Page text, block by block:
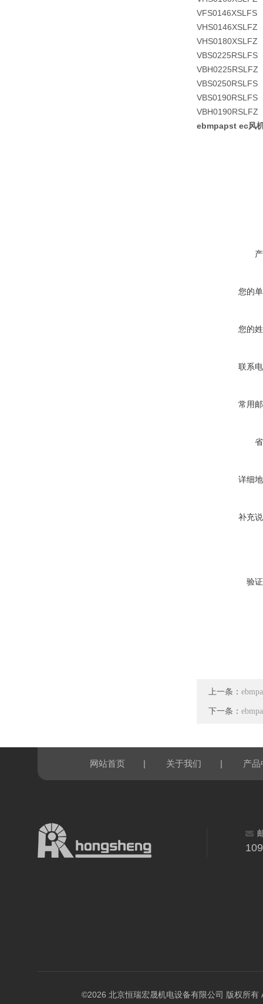
VFS0146XSLFS
VHS0146XSLFZ
VHS0180XSLFZ
VBS0225RSLFS
VBH0225RSLFZ
VBS0250RSLFS
VBS0190RSLFS
VBH0190RSLFZ
ebmpapst ec风
您的
您的
联系
常用
详细
补充
验
上一条：
下一条：
网站首页 | 关于我们 | 产品
©2026 北京恒瑞宏晟机电设备有限公司 版权所有